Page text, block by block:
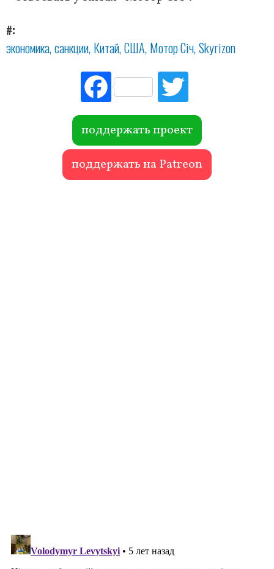
#
экономика санкции Китай США Мотор Січ Skyrizon
Fac
ebo
ok r
поддержать проект
поддержать на Patreon